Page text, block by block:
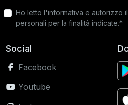
Ho letto l'informativa e autorizzo
personali per la finalità indicate.*
Social
Facebook
Youtube